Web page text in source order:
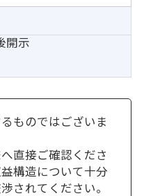
開示
ものではございま
直接ご確認くださ
構造について十分
されてください。